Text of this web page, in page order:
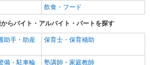
飲食・フード
らバイト・アルバイト・パートを探す
助手・助産
保育士・保育補助
備・駐車輪
塾講師・家庭教師